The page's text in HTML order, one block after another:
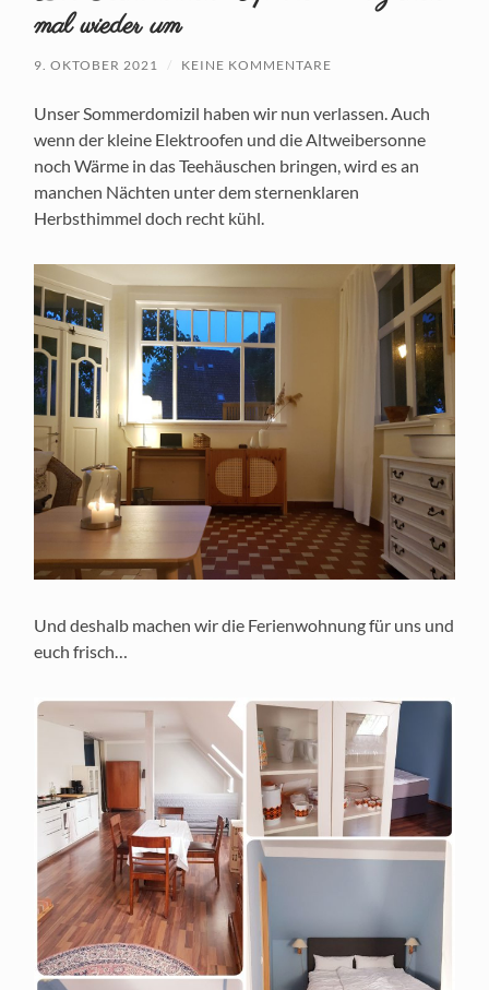
mal wieder um
9. OKTOBER 2021 / KEINE KOMMENTARE
Unser Sommerdomizil haben wir nun verlassen. Auch
wenn der kleine Elektroofen und die Altweibersonne
noch Wärme in das Teehäuschen bringen, wird es an
manchen Nächten unter dem sternenklaren
Herbsthimmel doch recht kühl.
Und deshalb machen wir die Ferienwohnung für uns und
euch frisch…